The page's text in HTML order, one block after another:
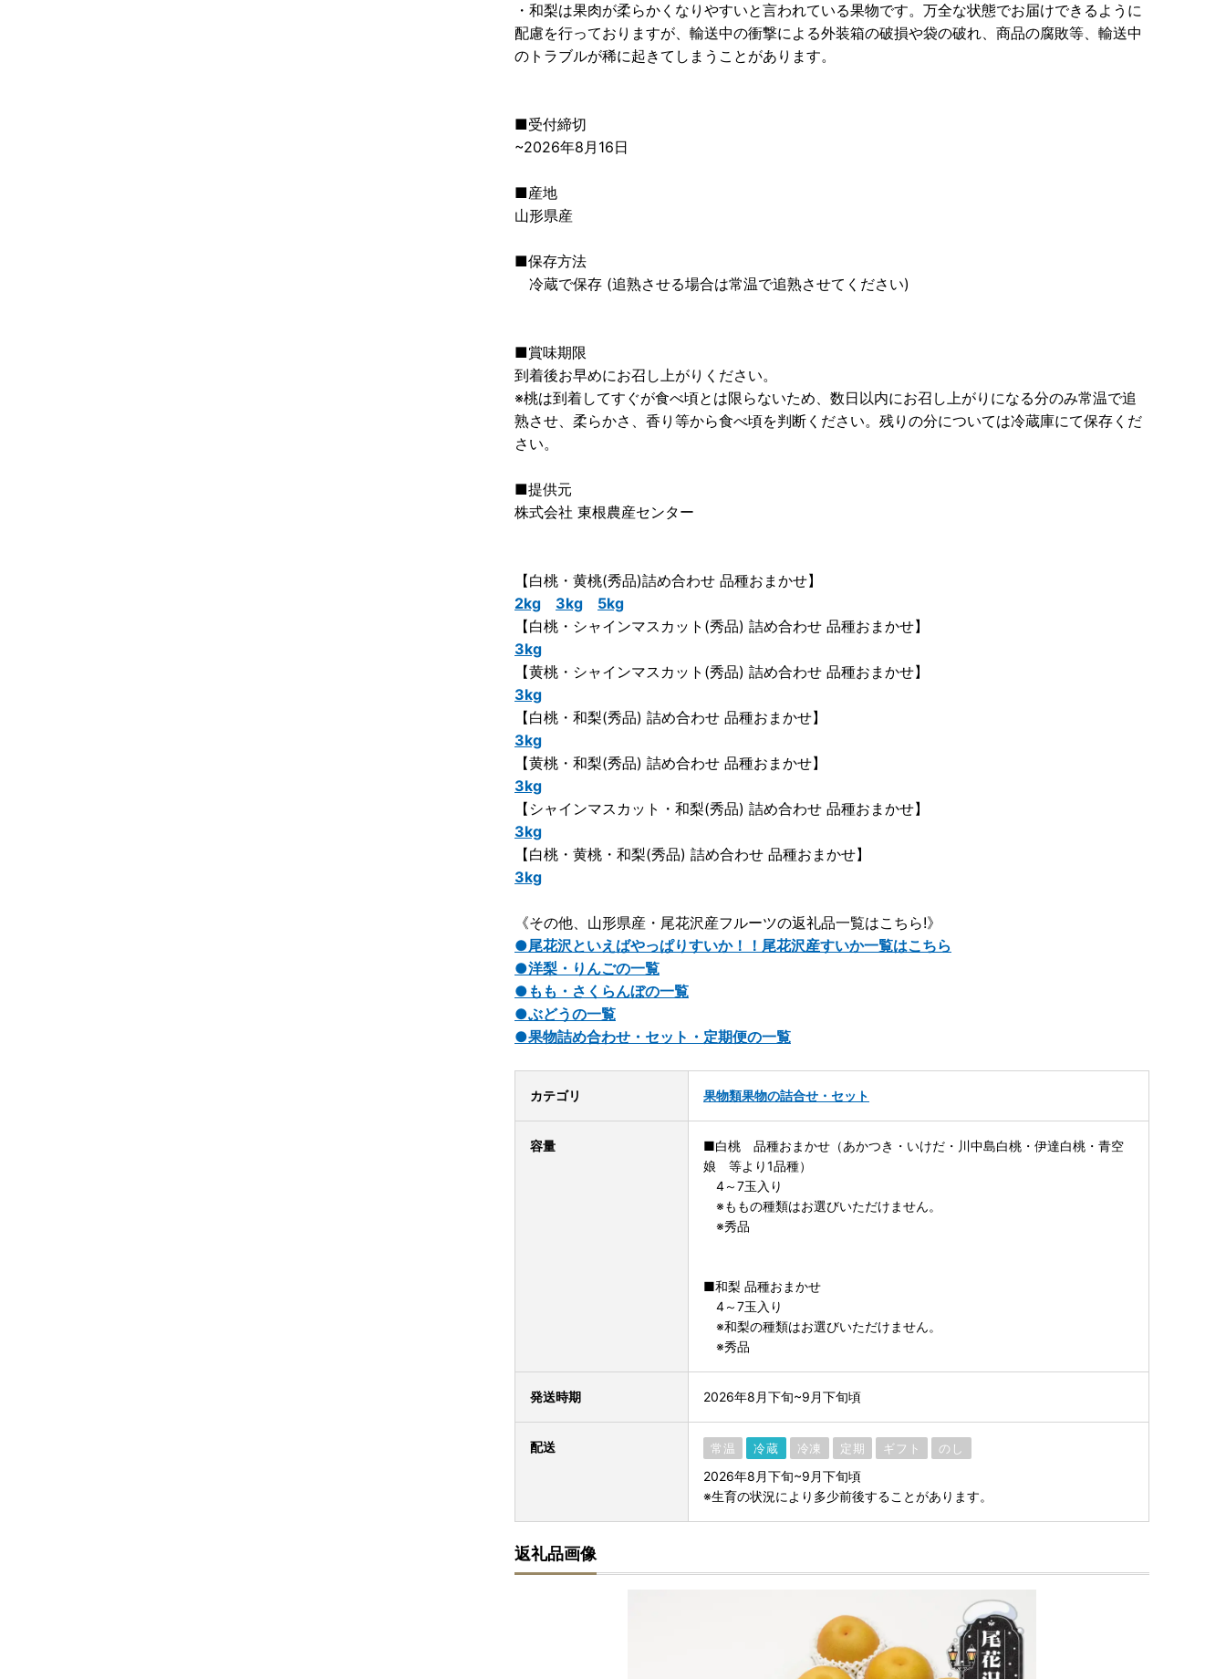
・和梨は果肉が柔らかくなりやすいと言われている果物です。万全な状態でお届けできるように
配慮を行っておりますが、輸送中の衝撃による外装箱の破損や袋の破れ、商品の腐敗等、輸送中
のトラブルが稀に起きてしまうことがあります。
■受付締切
~2026年8月16日
■産地
山形県産
■保存方法
冷蔵で保存 (追熟させる場合は常温で追熟させてください)
■賞味期限
到着後お早めにお召し上がりください。
※桃は到着してすぐが食べ頃とは限らないため、数日以内にお召し上がりになる分のみ常温で追
熟させ、柔らかさ、香り等から食べ頃を判断ください。残りの分については冷蔵庫にて保存くだ
さい。
■提供元
株式会社 東根農産センター
【白桃・黄桃(秀品)詰め合わせ 品種おまかせ】
2kg
3kg
5kg
【白桃・シャインマスカット(秀品) 詰め合わせ 品種おまかせ】
3kg
【黄桃・シャインマスカット(秀品) 詰め合わせ 品種おまかせ】
3kg
【白桃・和梨(秀品) 詰め合わせ 品種おまかせ】
3kg
【黄桃・和梨(秀品) 詰め合わせ 品種おまかせ】
3kg
【シャインマスカット・和梨(秀品) 詰め合わせ 品種おまかせ】
3kg
【白桃・黄桃・和梨(秀品) 詰め合わせ 品種おまかせ】
3kg
《その他、山形県産・尾花沢産フルーツの返礼品一覧はこちら!》
●尾花沢といえばやっぱりすいか！！尾花沢産すいか一覧はこちら
●洋梨・りんごの一覧
●もも・さくらんぼの一覧
●ぶどうの一覧
●果物詰め合わせ・セット・定期便の一覧
カテゴリ 果物類果物の詰合せ・セット
容量
■白桃 品種おまかせ（あかつき・いけだ・川中島白桃・伊達白桃・青空
娘 等より1品種）
4～7玉入り
※ももの種類はお選びいただけません。
※秀品
■和梨 品種おまかせ
4～7玉入り
※和梨の種類はお選びいただけません。
※秀品
発送時期 2026年8月下旬~9月下旬頃
配送 常温 冷蔵 冷凍 定期 ギフト のし
2026年8月下旬~9月下旬頃
※生育の状況により多少前後することがあります。
返礼品画像